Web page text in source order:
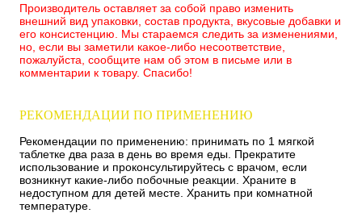
Производитель оставляет за собой право изменить
внешний вид упаковки, состав продукта, вкусовые добавки и
его консистенцию. Мы стараемся следить за изменениями,
но, если вы заметили какое-либо несоответствие,
пожалуйста, сообщите нам об этом в письме или в
комментарии к товару. Спасибо!
РЕКОМЕНДАЦИИ ПО ПРИМЕНЕНИЮ
Рекомендации по применению: принимать по 1 мягкой
таблетке два раза в день во время еды. Прекратите
использование и проконсультируйтесь с врачом, если
возникнут какие-либо побочные реакции. Храните в
недоступном для детей месте. Хранить при комнатной
температуре.